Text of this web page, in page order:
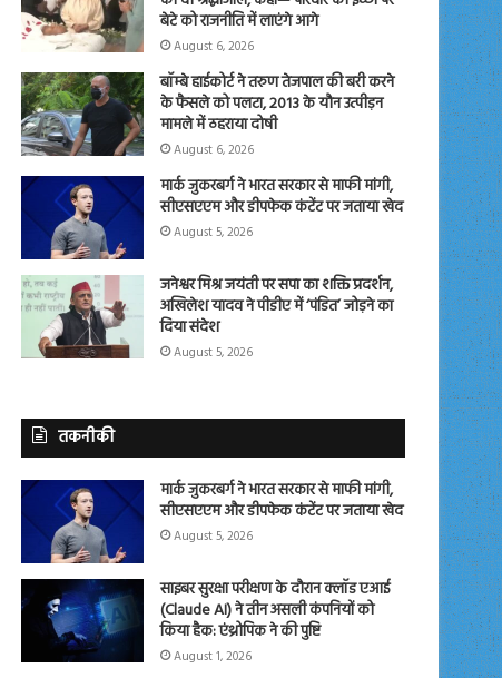
बेटे को राजनीति में लाएंगे आगे
August 6, 2026
बॉम्बे हाईकोर्ट ने तरुण तेजपाल की बरी करने
के फैसले को पलटा, 2013 के यौन उत्पीड़न
मामले में ठहराया दोषी
August 6, 2026
मार्क जुकरबर्ग ने भारत सरकार से माफी मांगी,
सीएसएएम और डीपफेक कंटेंट पर जताया खेद
August 5, 2026
जनेश्वर मिश्र जयंती पर सपा का शक्ति प्रदर्शन,
अखिलेश यादव ने पीडीए में ‘पंडित’ जोड़ने का
दिया संदेश
August 5, 2026
तकनीकी
मार्क जुकरबर्ग ने भारत सरकार से माफी मांगी,
सीएसएएम और डीपफेक कंटेंट पर जताया खेद
August 5, 2026
साइबर सुरक्षा परीक्षण के दौरान क्लॉड एआई
(Claude AI) ने तीन असली कंपनियों को
किया हैक: एंथ्रोपिक ने की पुष्टि
August 1, 2026